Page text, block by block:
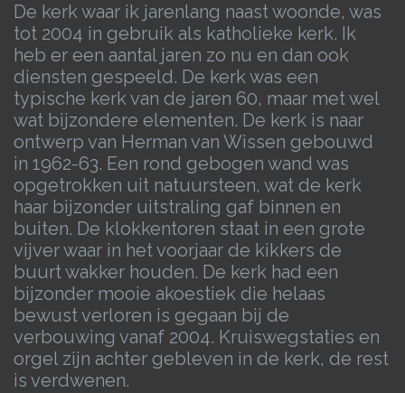
De kerk waar ik jarenlang naast woonde, was
tot 2004 in gebruik als katholieke kerk. Ik
heb er een aantal jaren zo nu en dan ook
diensten gespeeld. De kerk was een
typische kerk van de jaren 60, maar met wel
wat bijzondere elementen. De kerk is naar
ontwerp van Herman van Wissen gebouwd
in 1962-63. Een rond gebogen wand was
opgetrokken uit natuursteen, wat de kerk
haar bijzonder uitstraling gaf binnen en
buiten. De klokkentoren staat in een grote
vijver waar in het voorjaar de kikkers de
buurt wakker houden. De kerk had een
bijzonder mooie akoestiek die helaas
bewust verloren is gegaan bij de
verbouwing vanaf 2004. Kruiswegstaties en
orgel zijn achter gebleven in de kerk, de rest
is verdwenen.